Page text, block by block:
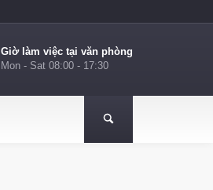
Giờ làm việc tại văn phòng
Mon - Sat 08:00 - 17:30